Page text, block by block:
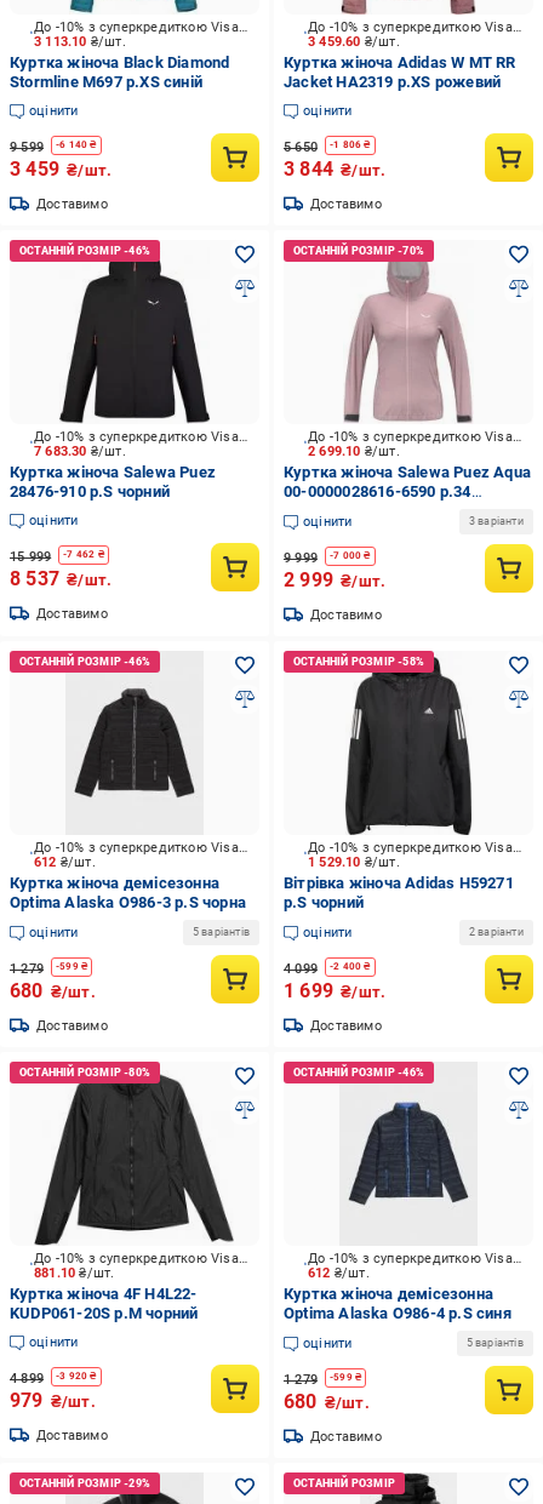
3 113.10 ₴/шт.
До -10% з суперкредиткою Visa Вигода
Куртка жіноча Black Diamond
Stormline M697 р.XS синій
оцінити
9 599 -6 140 ₴
3 459 ₴/шт.
Доставимо
3 459.60 ₴/шт.
До -10% з суперкредиткою Visa Вигода
Куртка жіноча Adidas W MT RR
Jacket HA2319 р.XS рожевий
оцінити
5 650 -1 806 ₴
3 844 ₴/шт.
Доставимо
7 683.30 ₴/шт.
До -10% з суперкредиткою Visa Вигода
Куртка жіноча Salewa Puez
28476-910 р.S чорний
оцінити
15 999 -7 462 ₴
8 537 ₴/шт.
Доставимо
2 699.10 ₴/шт.
До -10% з суперкредиткою Visa Вигода
Куртка жіноча Salewa Puez Aqua
00-0000028616-6590 р.34
рожевий
оцінити 3 варіанти
9 999 -7 000 ₴
2 999 ₴/шт.
Доставимо
612 ₴/шт.
До -10% з суперкредиткою Visa Вигода
Куртка жіноча демісезонна
Optima Alaska O986-3 р.S чорна
оцінити 5 варіантів
1 279 -599₴
680 ₴/шт.
Доставимо
1 529.10 ₴/шт.
До -10% з суперкредиткою Visa Вигода
Вітрівка жіноча Adidas H59271
р.S чорний
оцінити 2 варіанти
4 099 -2 400 ₴
1 699 ₴/шт.
Доставимо
881.10₴/шт.
До -10% з суперкредиткою Visa Вигода
Куртка жіноча 4F H4L22-
KUDP061-20S р.M чорний
оцінити
4 899 -3 920 ₴
979 ₴/шт.
Доставимо
612 ₴/шт.
До -10% з суперкредиткою Visa Вигода
Куртка жіноча демісезонна
Optima Alaska O986-4 р.S синя
оцінити 5 варіантів
1 279 -599₴
680 ₴/шт.
Доставимо